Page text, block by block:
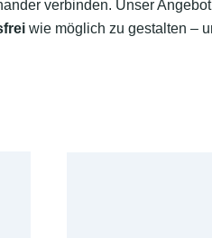
verbinden. Unser
wie möglich zu gestalten –